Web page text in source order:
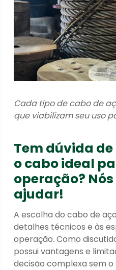
Cada tipo de cabo de
que viabilizam seu uso
Tem dúvida
o cabo ideal
operação?
ajudar!
A escolha do cabo de
detalhes técnicos e às
operação. Como
possui vantagens e
decisão complexa sem